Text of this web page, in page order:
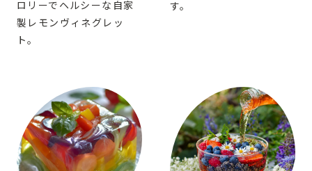
ロリーでヘルシーな自家
製レモンヴィネグレッ
ト。
す。